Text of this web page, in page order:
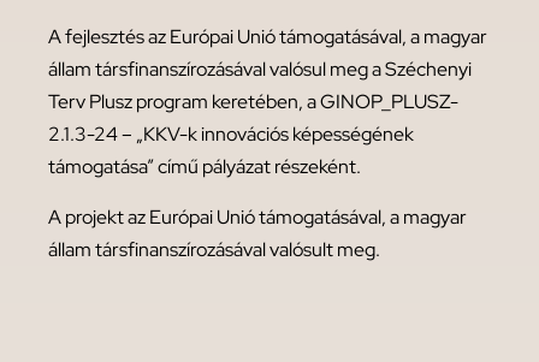
A fejlesztés az Európai Unió támogatásával, a magyar
állam társfinanszírozásával valósul meg a Széchenyi
Terv Plusz program keretében, a GINOP_PLUSZ-
2.1.3-24 – „KKV-k innovációs képességének
támogatása” című pályázat részeként.
A projekt az Európai Unió támogatásával, a magyar
állam társfinanszírozásával valósult meg.